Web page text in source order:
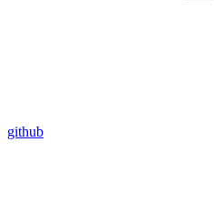
github